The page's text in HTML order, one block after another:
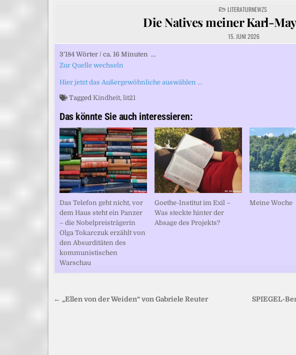
POSTED
IN
LITERATURNEWZS
Die Natives meiner Karl-
15. JUNI 2026
3’184 Wörter / ca. 16 Minuten …
Zur Quelle wechseln
Hier jetzt das Außergewöhnliche auswählen …
Tagged Kindheit, lit21
Das könnte Sie auch interessieren:
Das Telefon geht nicht, vor
dem Haus steht ein Panzer
– die Nobelpreisträgerin
Olga Tokarczuk erzählt von
den Absurditäten des
kommunistischen
Warschau
Goethe-Institut im Exil –
Was steckte hinter der
Absage des Projekts?
Meine Woche
Beitragsnavigation
SPIEGEL-
← „Ellen von der Weiden“ von Gabriele Reuter